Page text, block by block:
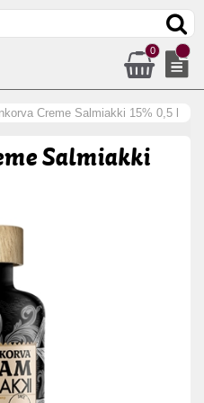
0
Creme Salmiakki 15% 0,5 l
Salmiakki